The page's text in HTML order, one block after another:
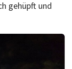
gehüpft und